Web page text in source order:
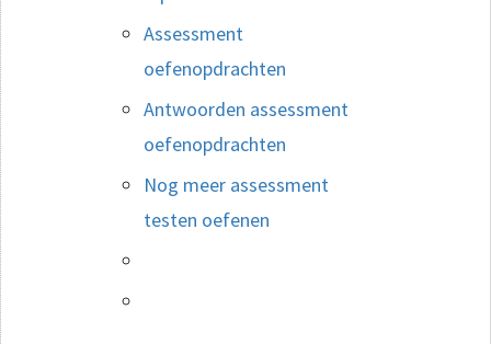
Assessment
oefenopdrachten
Antwoorden assessment
oefenopdrachten
Nog meer assessment
testen oefenen